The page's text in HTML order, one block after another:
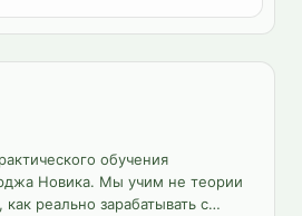
обучения
Новика. Мы учим не теории
реально зарабатывать с